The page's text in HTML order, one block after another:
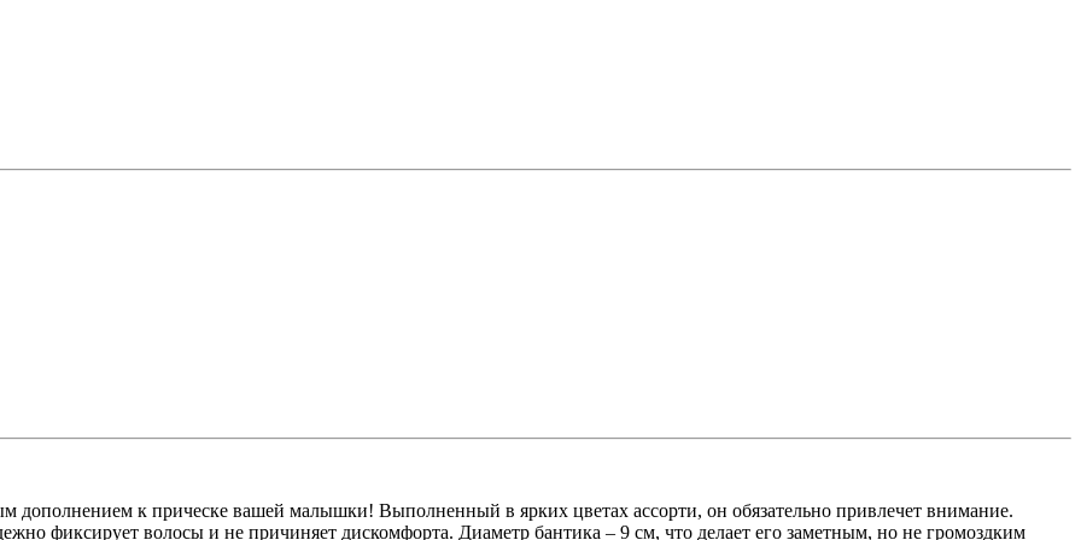
дополнением к прическе вашей малышки! Выполненный в ярких цветах ассорти, он обязательно привлечет внимание.
фиксирует волосы и не причиняет дискомфорта. Диаметр бантика – 9 см, что делает его заметным, но не громоздким